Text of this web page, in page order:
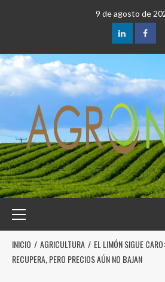
9 de agosto de
INICIO AGRICULTURA
EL LIMÓN SIGUE
RECUPERA, PERO PRECIOS AÚN NO BAJAN